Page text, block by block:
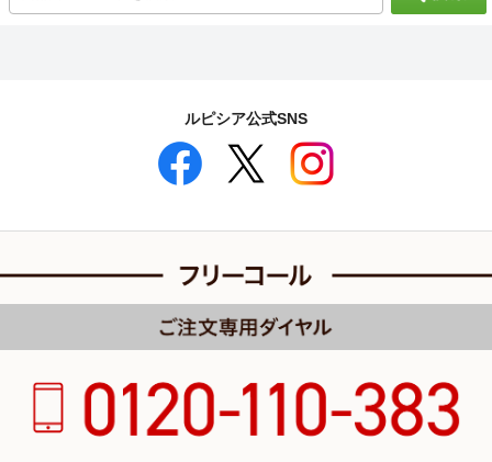
ルピシア公式SNS